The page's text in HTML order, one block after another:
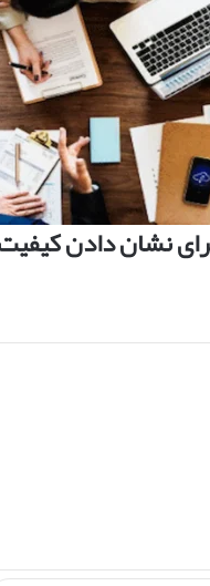
نشان دادن